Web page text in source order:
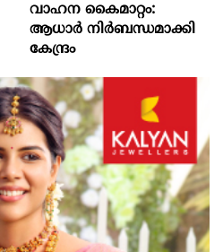
വാഹന കൈമാറ്റം:
ആധാർ നിർബന്ധമാക്കി
കേന്ദ്രം